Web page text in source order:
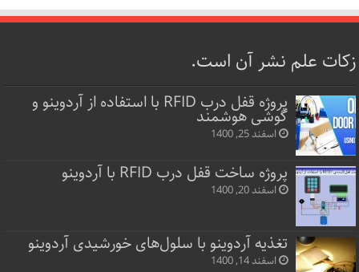
زکات علم نشر آن است.
پروژه قفل‌ درب RFID با استفاده از آردوینو و
گوشی هوشمند
اسفند 25, 1400
پروژه ساخت قفل‌ درب RFID با آردوینو
اسفند 20, 1400
تغذیه آردوینو با سلول‌های خورشیدی آردوینو
اسفند 14, 1400